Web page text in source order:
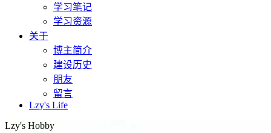
学习笔记
学习资源
关于
博主简介
建设历史
朋友
留言
Lzy's Life
Lzy's Hobby